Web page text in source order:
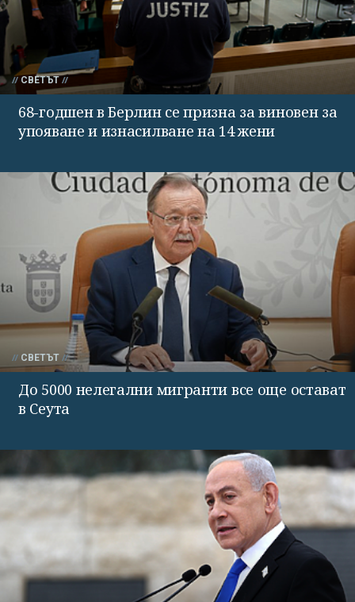
СВЕТЪТ
68-годшен в Берлин се призна за виновен за
упояване и изнасилване на 14 жени
СВЕТЪТ
До 5000 нелегални мигранти все още остават
в Сеута